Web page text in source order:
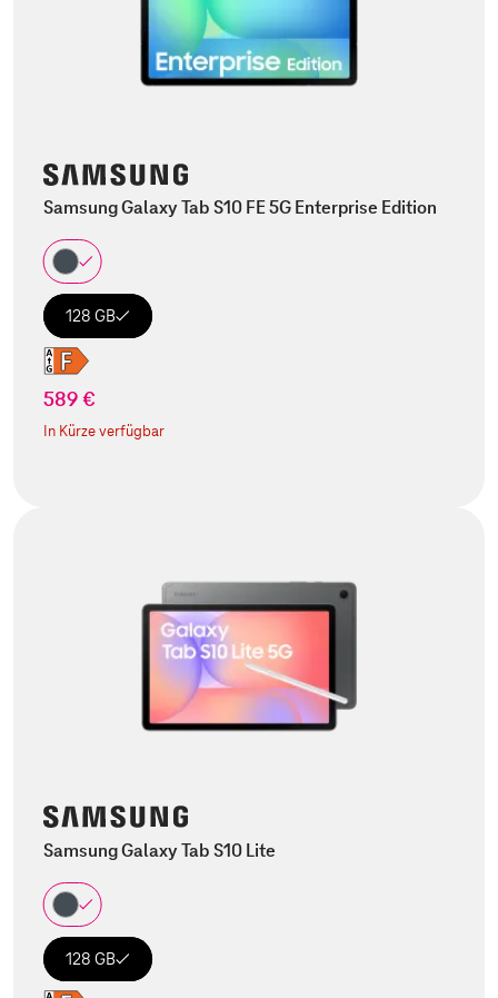
Samsung Galaxy Tab S10 FE 5G Enterprise Edition
128 GB
589 €
In Kürze verfügbar
Samsung Galaxy Tab S10 Lite
128 GB